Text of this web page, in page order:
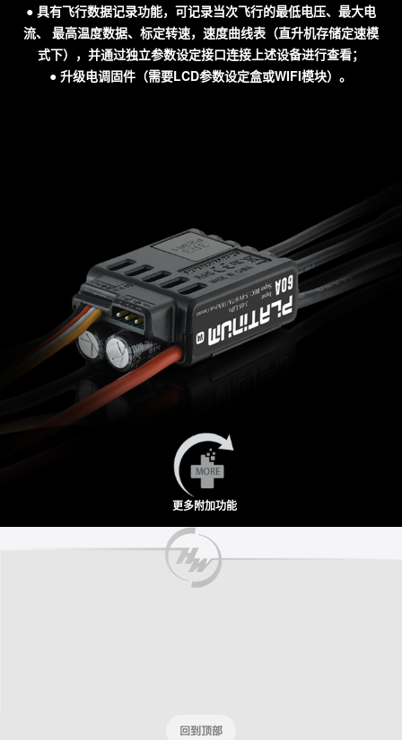
● 具有飞行数据记录功能，可记录当次飞行的最低电压、最大电
流、 最高温度数据、标定转速，速度曲线表（直升机存储定速模
式下），并通过独立参数设定接口连接上述设备进行查看；
● 升级电调固件（需要LCD参数设定盒或WIFI模块）。
更多附加功能
回到顶部